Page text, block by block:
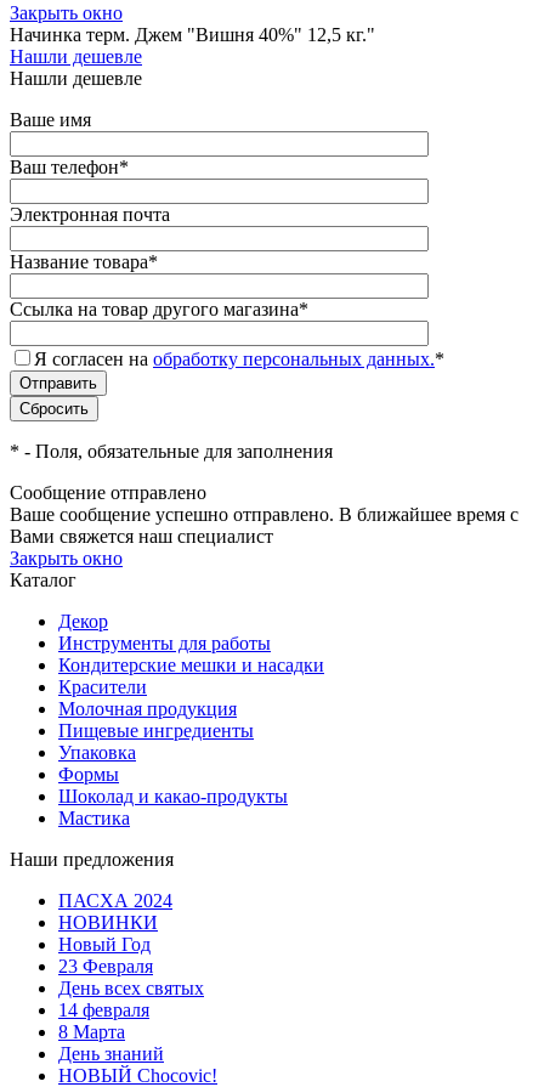
Закрыть окно
Начинка терм. Джем "Вишня 40%" 12,5 кг."
Нашли дешевле
Нашли дешевле
Ваше имя
Ваш телефон*
Электронная почта
Название товара*
Ссылка на товар другого магазина*
Я согласен на обработку персональных данных.*
* - Поля, обязательные для заполнения
Сообщение отправлено
Ваше сообщение успешно отправлено. В ближайшее время с
Вами свяжется наш специалист
Закрыть окно
Каталог
Декор
Инструменты для работы
Кондитерские мешки и насадки
Красители
Молочная продукция
Пищевые ингредиенты
Упаковка
Формы
Шоколад и какао-продукты
Мастика
Наши предложения
ПАСХА 2024
НОВИНКИ
Новый Год
23 Февраля
День всех святых
14 февраля
8 Марта
День знаний
НОВЫЙ Chocovic!